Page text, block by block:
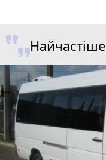
Найчастіше